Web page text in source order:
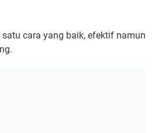
cara yang baik, efektif namun